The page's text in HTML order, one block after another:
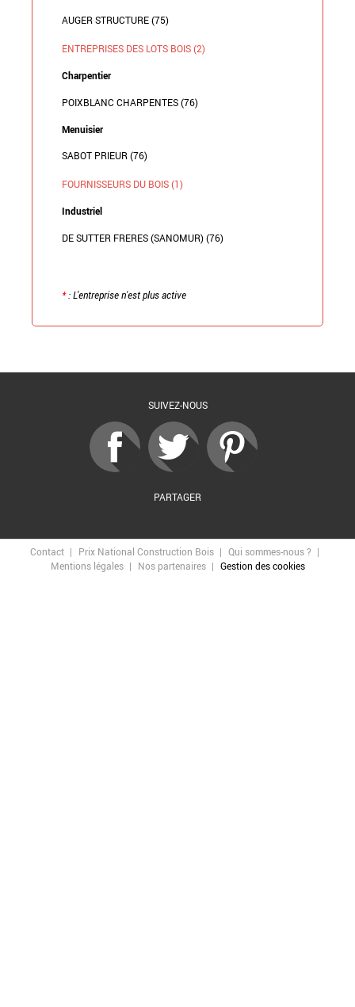
AUGER STRUCTURE (75)
ENTREPRISES DES LOTS BOIS (2)
Charpentier
POIXBLANC CHARPENTES (76)
Menuisier
SABOT PRIEUR (76)
FOURNISSEURS DU BOIS (1)
Industriel
DE SUTTER FRERES (SANOMUR) (76)
*: L'entreprise n'est plus active
SUIVEZ-NOUS
PARTAGER
Contact Prix National Construction Bois
Qui sommes-nous ?
Mentions légales
Nos partenaires Gestion des cookies